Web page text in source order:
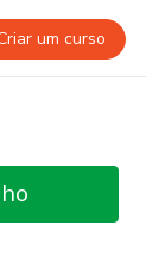
um curso